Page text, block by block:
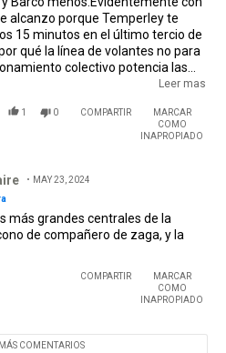
alcanzo porque Temperley te
15 minutos en el último tercio de
qué la línea de volantes no para
colectivo potencia las
de 4 es muy difícil para
y una gran versión de Ramiro de
Ponzio y Sánchez por delante.
Leer mas
1 0 COMPARTIR
MARCAR
COMO
INAPROPIADO
MAY 23, 2024
más grandes centrales de la
de compañero de zaga, y la
COMPARTIR
MARCAR
COMO
INAPROPIADO
COMENTARIOS